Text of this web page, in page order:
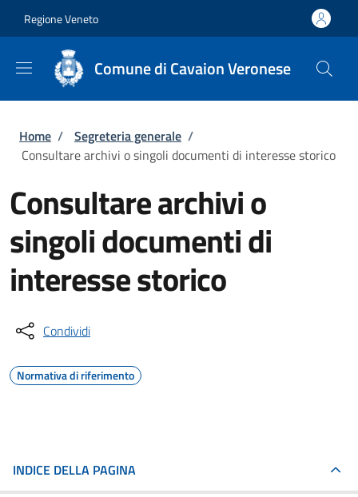
Regione Veneto
Comune di Cavaion Veronese
Briciole di pane
Home / Segreteria generale /
Consultare archivi o singoli documenti di interesse storico
Consultare archivi o
singoli documenti di
interesse storico
Condividi
Normativa di riferimento
INDICE DELLA PAGINA